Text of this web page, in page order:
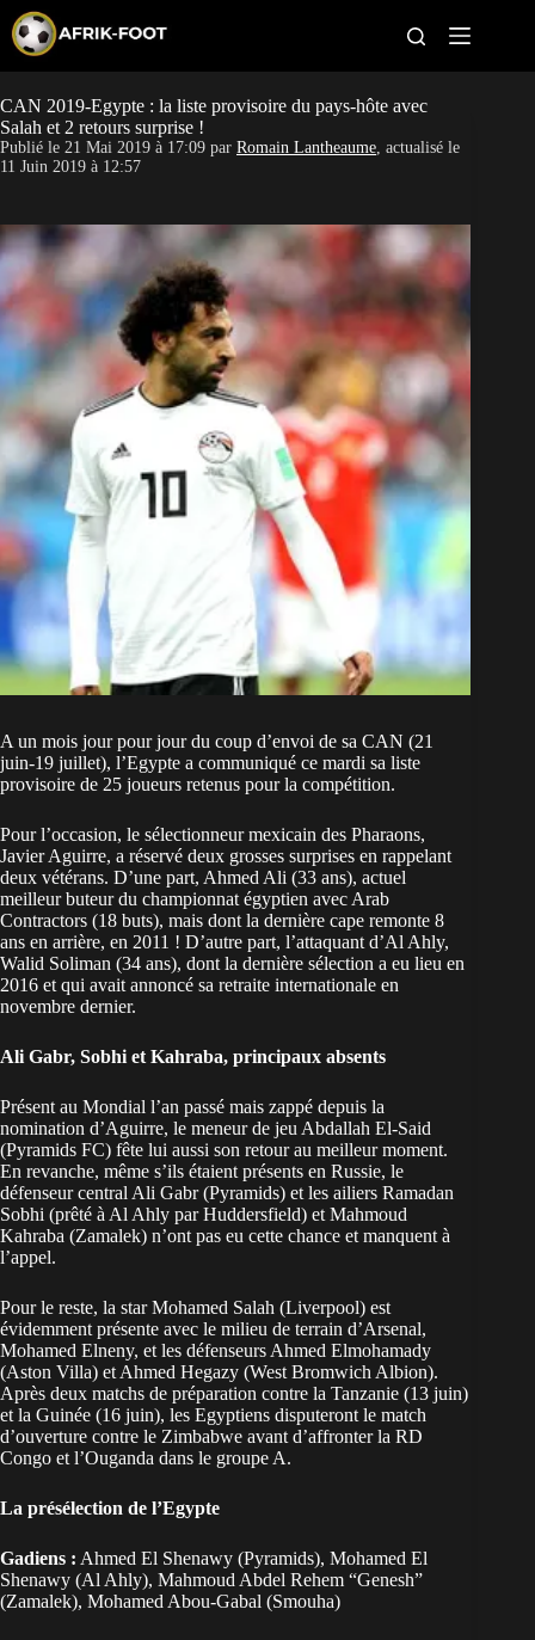
p
o
c
o
e
n
CAN féminine
Pays
Clubs
Classement
Paris sportifs
CAN 2019-Egypte : la liste provisoire du pays-hôte avec
Salah et 2 retours surprise !
Publié le 21 Mai 2019 à 17:09 par Romain Lantheaume, actualisé le
11 Juin 2019 à 12:57
A un mois jour pour jour du coup d’envoi de sa CAN (21
juin-19 juillet), l’Egypte a communiqué ce mardi sa liste
provisoire de 25 joueurs retenus pour la compétition.
Pour l’occasion, le sélectionneur mexicain des Pharaons,
Javier Aguirre, a réservé deux grosses surprises en rappelant
deux vétérans. D’une part, Ahmed Ali (33 ans), actuel
meilleur buteur du championnat égyptien avec Arab
Contractors (18 buts), mais dont la dernière cape remonte 8
ans en arrière, en 2011 ! D’autre part, l’attaquant d’Al Ahly,
Walid Soliman (34 ans), dont la dernière sélection a eu lieu en
2016 et qui avait annoncé sa retraite internationale en
novembre dernier.
Ali Gabr, Sobhi et Kahraba, principaux absents
Présent au Mondial l’an passé mais zappé depuis la
nomination d’Aguirre, le meneur de jeu Abdallah El-Said
(Pyramids FC) fête lui aussi son retour au meilleur moment.
En revanche, même s’ils étaient présents en Russie, le
défenseur central Ali Gabr (Pyramids) et les ailiers Ramadan
Sobhi (prêté à Al Ahly par Huddersfield) et Mahmoud
Kahraba (Zamalek) n’ont pas eu cette chance et manquent à
l’appel.
Pour le reste, la star Mohamed Salah (Liverpool) est
évidemment présente avec le milieu de terrain d’Arsenal,
Mohamed Elneny, et les défenseurs Ahmed Elmohamady
(Aston Villa) et Ahmed Hegazy (West Bromwich Albion).
Après deux matchs de préparation contre la Tanzanie (13 juin)
et la Guinée (16 juin), les Egyptiens disputeront le match
d’ouverture contre le Zimbabwe avant d’affronter la RD
Congo et l’Ouganda dans le groupe A.
La présélection de l’Egypte
Gadiens : Ahmed El Shenawy (Pyramids), Mohamed El
Shenawy (Al Ahly), Mahmoud Abdel Rehem “Genesh”
(Zamalek), Mohamed Abou-Gabal (Smouha)